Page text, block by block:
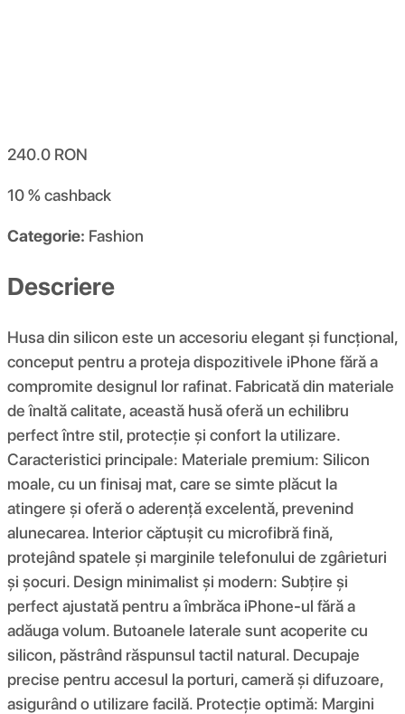
240.0 RON
10 %cashback
Categorie: Fashion
Descriere
Husa din silicon este un accesoriu elegant și funcțional,
conceput pentru a proteja dispozitivele iPhone fără a
compromite designul lor rafinat. Fabricată din materiale
de înaltă calitate, această husă oferă un echilibru
perfect între stil, protecție și confort la utilizare.
Caracteristici principale: Materiale premium: Silicon
moale, cu un finisaj mat, care se simte plăcut la
atingere și oferă o aderență excelentă, prevenind
alunecarea. Interior căptușit cu microfibră fină,
protejând spatele și marginile telefonului de zgârieturi
și șocuri. Design minimalist și modern: Subțire și
perfect ajustată pentru a îmbrăca iPhone-ul fără a
adăuga volum. Butoanele laterale sunt acoperite cu
silicon, păstrând răspunsul tactil natural. Decupaje
precise pentru accesul la porturi, cameră și difuzoare,
asigurând o utilizare facilă. Protecție optimă: Margini